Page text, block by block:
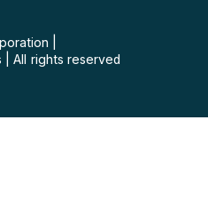
All rights reserved